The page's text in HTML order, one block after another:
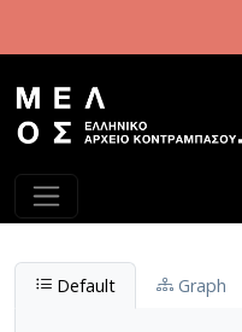
Default Graph